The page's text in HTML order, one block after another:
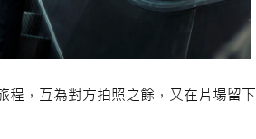
程，互為對方拍照之餘，又在片場留下